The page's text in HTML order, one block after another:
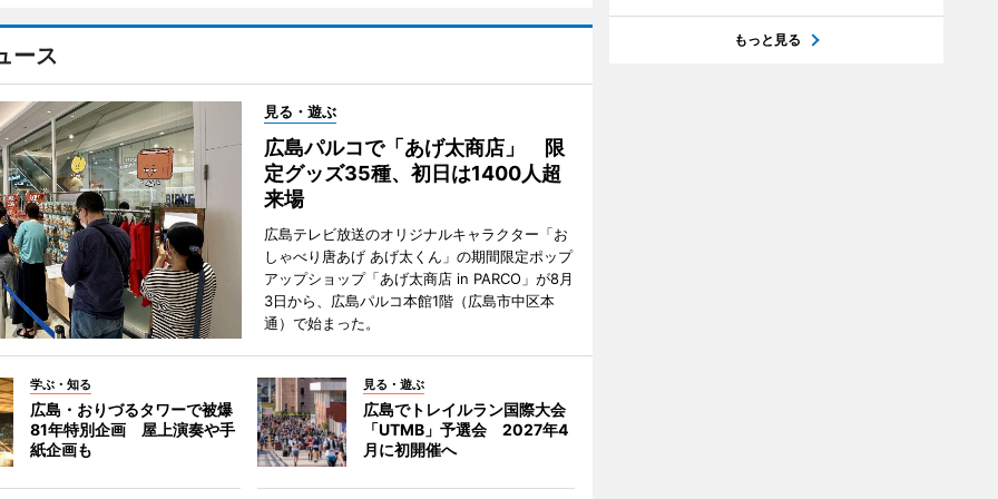
ース
見る・遊ぶ
広島パルコで「あげ太商店」 限
定グッズ35種、初日は1400人超
来場
広島テレビ放送のオリジナルキャラクター「お
しゃべり唐あげ あげ太くん」の期間限定ポップ
アップショップ「あげ太商店 in PARCO」が8月
3日から、広島パルコ本館1階（広島市中区本
通）で始まった。
学ぶ・知る
広島・おりづるタワーで被爆
81年特別企画 屋上演奏や手
紙企画も
見る・遊ぶ
広島でトレイルラン国際大会
「UTMB」予選会 2027年4
月に初開催へ
もっと見る